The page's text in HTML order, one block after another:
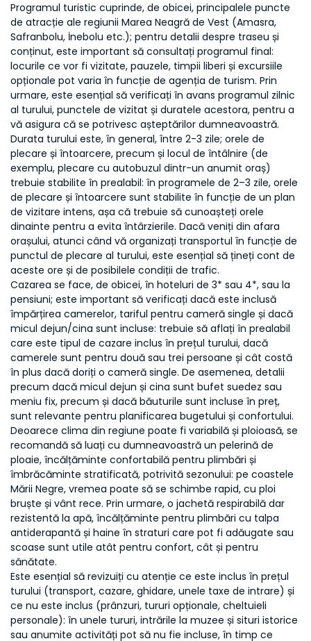
Programul turistic cuprinde, de obicei, principalele puncte
de atracție ale regiunii Marea Neagră de Vest (Amasra,
Safranbolu, İnebolu etc.); pentru detalii despre traseu și
conținut, este important să consultați programul final:
locurile ce vor fi vizitate, pauzele, timpii liberi și excursiile
opționale pot varia în funcție de agenția de turism. Prin
urmare, este esențial să verificați în avans programul zilnic
al turului, punctele de vizitat și duratele acestora, pentru a
vă asigura că se potrivesc așteptărilor dumneavoastră.
Durata turului este, în general, între 2-3 zile; orele de
plecare și întoarcere, precum și locul de întâlnire (de
exemplu, plecare cu autobuzul dintr-un anumit oraș)
trebuie stabilite în prealabil: în programele de 2–3 zile, orele
de plecare și întoarcere sunt stabilite în funcție de un plan
de vizitare intens, așa că trebuie să cunoașteți orele
dinainte pentru a evita întârzierile. Dacă veniți din afara
orașului, atunci când vă organizați transportul în funcție de
punctul de plecare al turului, este esențial să țineți cont de
aceste ore și de posibilele condiții de trafic.
Cazarea se face, de obicei, în hoteluri de 3* sau 4*, sau la
pensiuni; este important să verificați dacă este inclusă
împărțirea camerelor, tariful pentru cameră single și dacă
micul dejun/cina sunt incluse: trebuie să aflați în prealabil
care este tipul de cazare inclus în prețul turului, dacă
camerele sunt pentru două sau trei persoane și cât costă
în plus dacă doriți o cameră single. De asemenea, detalii
precum dacă micul dejun și cina sunt bufet suedez sau
meniu fix, precum și dacă băuturile sunt incluse în preț,
sunt relevante pentru planificarea bugetului și confortului.
Deoarece clima din regiune poate fi variabilă și ploioasă, se
recomandă să luați cu dumneavoastră un pelerină de
ploaie, încălțăminte confortabilă pentru plimbări și
îmbrăcăminte stratificată, potrivită sezonului: pe coastele
Mării Negre, vremea poate să se schimbe rapid, cu ploi
bruște și vânt rece. Prin urmare, o jachetă respirabilă dar
rezistentă la apă, încălțăminte pentru plimbări cu talpa
antiderapantă și haine în straturi care pot fi adăugate sau
scoase sunt utile atât pentru confort, cât și pentru
sănătate.
Este esențial să revizuiți cu atenție ce este inclus în prețul
turului (transport, cazare, ghidare, unele taxe de intrare) și
ce nu este inclus (prânzuri, tururi opționale, cheltuieli
personale): în unele tururi, intrările la muzee și situri istorice
sau anumite activități pot să nu fie incluse, în timp ce